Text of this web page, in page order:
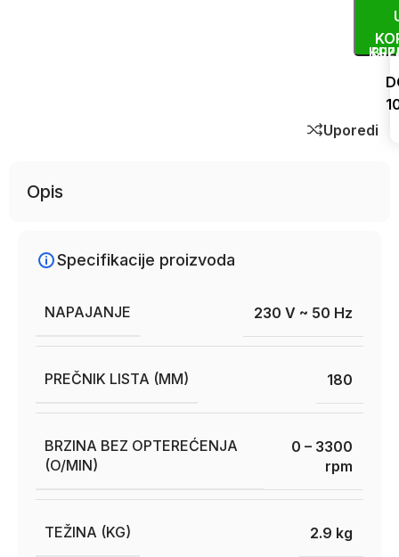
Uporedi
Opis
Specifikacije proizvoda
NAPAJANJE 230 V ~ 50 Hz
PREČNIK LISTA (MM) 180
BRZINA BEZ OPTEREĆENJA
(O/MIN)
0 – 3300
rpm
TEŽINA (KG) 2.9 kg